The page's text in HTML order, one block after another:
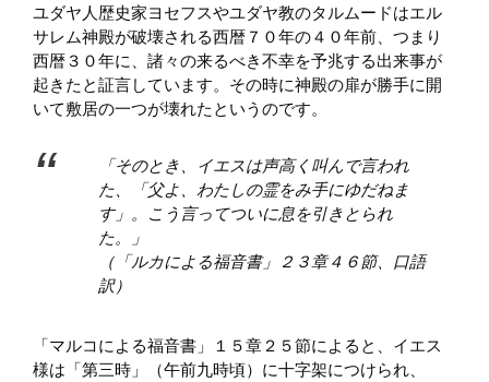
ユダヤ人歴史家ヨセフスやユダヤ教のタルムードはエル
サレム神殿が破壊される西暦７０年の４０年前、つまり
西暦３０年に、諸々の来るべき不幸を予兆する出来事が
起きたと証言しています。その時に神殿の扉が勝手に開
いて敷居の一つが壊れたというのです。
「そのとき、イエスは声高く叫んで言われ
た、「父よ、わたしの霊をみ手にゆだねま
す」。こう言ってついに息を引きとられ
た。」
（「ルカによる福音書」２３章４６節、口語
訳）
「マルコによる福音書」１５章２５節によると、イエス
様は「第三時」（午前九時頃）に十字架につけられ、